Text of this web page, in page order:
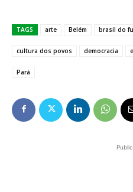
TAGS arte Belém brasil do
cultura dos povos democracia
Pará